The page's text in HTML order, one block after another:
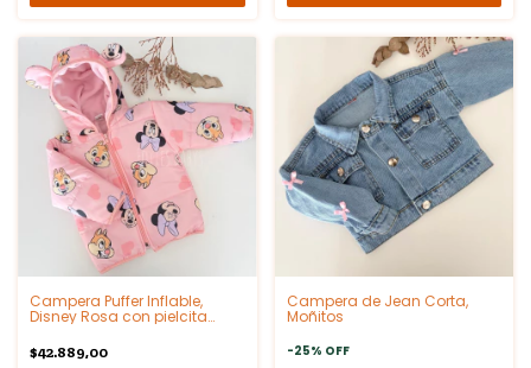
Campera Puffer Inflable,
Disney Rosa con pielcita
$42.889,00
Campera de Jean Corta,
Moñitos
-25% OFF